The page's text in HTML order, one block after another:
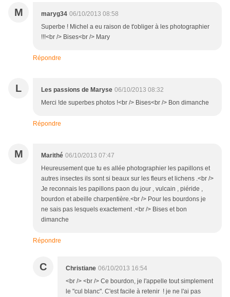
M maryg34 06/10/2013 08:58
Superbe ! Michel a eu raison de t'obliger à les photographier
!!!<br /> Bises<br /> Mary
Répondre
L Les passions de Maryse 06/10/2013 08:32
Merci !de superbes photos !<br /> Bises<br /> Bon dimanche
Répondre
M Marithé 06/10/2013 07:47
Heureusement que tu es allée photographier les papillons et
autres insectes ils sont si beaux sur les fleurs et lichens .<br />
Je reconnais les papillons paon du jour , vulcain , piéride ,
bourdon et abeille charpentière.<br /> Pour les bourdons je
ne sais pas lesquels exactement .<br /> Bises et bon
dimanche
Répondre
C Christiane 06/10/2013 16:54
<br /> <br /> Ce bourdon, je l'appelle tout simplement
le "cul blanc". C'est facile à retenir ! je ne l'ai pas